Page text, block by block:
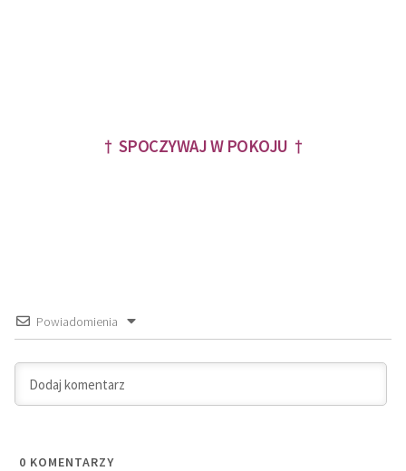
† SPOCZYWAJ W POKOJU †
Powiadomienia
0 KOMENTARZY